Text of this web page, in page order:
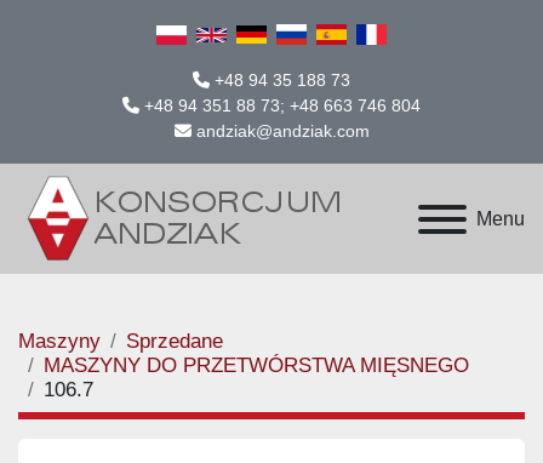
+48 94 35 188 73
+48 94 351 88 73; +48 663 746 804
andziak@andziak.com
Menu
Maszyny
Sprzedane
MASZYNY DO PRZETWÓRSTWA MIĘSNEGO
106.7